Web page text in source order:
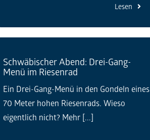
Lesen
Schwäbischer Abend: Drei-Gang-
Menü im Riesenrad
Ein Drei-Gang-Menü in den Gondeln eines
70 Meter hohen Riesenrads. Wieso
eigentlich nicht? Mehr [...]